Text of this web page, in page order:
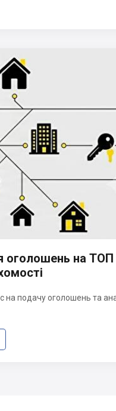
оголошень на ТОП
подачу оголошень та